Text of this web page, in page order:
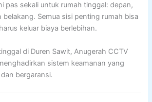
pas sekali untuk rumah tinggal: depan,
belakang. Semua sisi penting rumah bisa
keluar biaya berlebihan.
di Duren Sawit, Anugerah CCTV
sistem keamanan yang
bergaransi.